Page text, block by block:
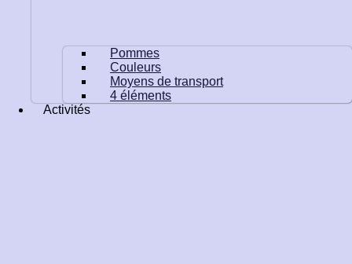
Pommes
Couleurs
Moyens de transport
4 éléments
Activités